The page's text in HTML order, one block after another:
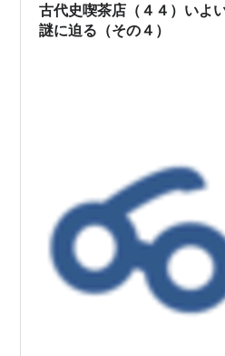
古代史喫茶店（４４）いよ
謎に迫る（その４）